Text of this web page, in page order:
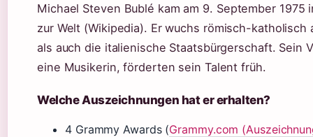
Michael Steven Bublé kam am 9. September 1975
zur Welt (Wikipedia). Er wuchs römisch-
als auch die italienische Staatsbürgerschaft. Sein
eine Musikerin, förderten sein Talent früh.
Welche Auszeichnungen hat er erhalten?
4 Grammy Awards (Grammy.com